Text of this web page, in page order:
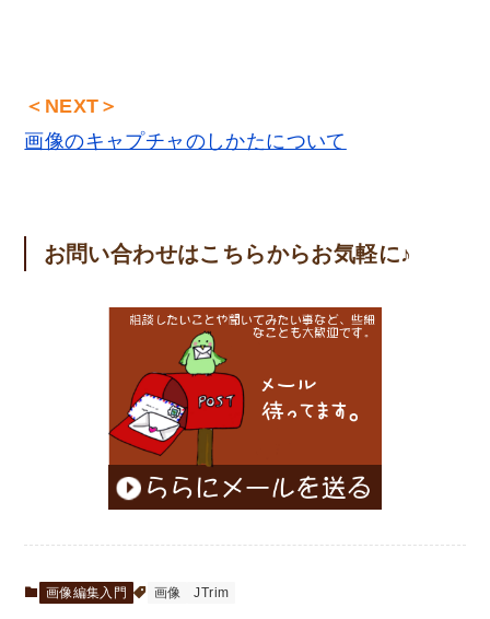
＜NEXT＞
画像のキャプチャのしかたについて
お問い合わせはこちらからお気軽に♪
画像編集入門 画像 JTrim